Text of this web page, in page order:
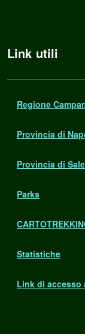
Link utili
Regione
Provincia di
Provincia di
Parks
Statistiche
Link di accesso